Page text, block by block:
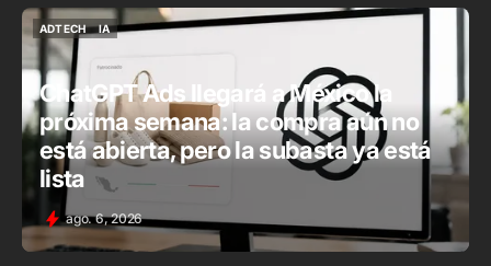
ADTECH
ADTECH
IA
ChatGPT Ads llegará a México la
próxima semana: la compra aún no
está abierta, pero la subasta ya está
lista
ago. 6, 2026